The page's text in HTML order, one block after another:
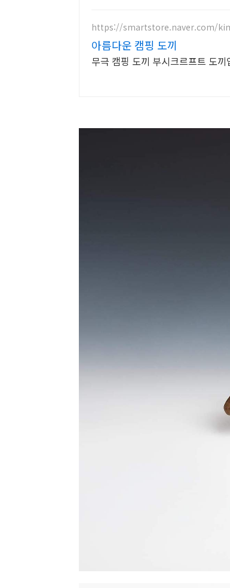
https://smartstore.naver.com/
아름다운 캠핑 도끼
무극 캠핑 도끼 부시크르프트 도끼